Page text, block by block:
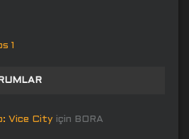
1
Vice City için BORA